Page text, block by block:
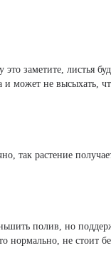
заметите, листья
и может не высыхать,
так растение
полив, но
нормально, не стоит